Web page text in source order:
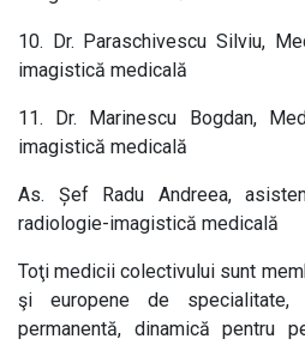
10. Dr. Paraschivescu Silviu,
imagistică medicală
11. Dr. Marinescu Bogdan,
imagistică medicală
As. Șef Radu Andreea,
radiologie-imagistică medicală
Toţi medicii colectivului sunt
şi europene de specialitate,
permanentă, dinamică pentru